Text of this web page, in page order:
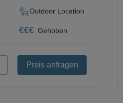
Outdoor Location
€€€ Gehoben
Preis anfragen